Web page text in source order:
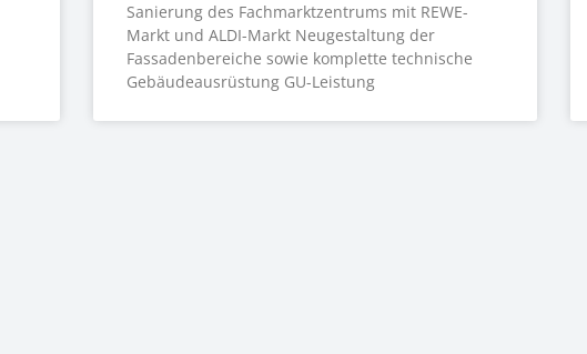
Sanierung des Fachmarktzentrums mit REWE-
Markt und ALDI-Markt Neugestaltung der
Fassadenbereiche sowie komplette technische
Gebäudeausrüstung GU-Leistung